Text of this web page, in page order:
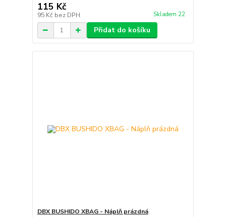
115 Kč
95 Kč bez DPH Skladem 22
Přidat do košíku
DBX BUSHIDO XBAG - Náplň prázdná